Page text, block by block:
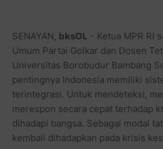
SENAYAN, bksOL - Ketua MPR RI
Umum Partai Golkar dan Dosen
Universitas Borobudur Bambang
pentingnya Indonesia memiliki
terintegrasi. Untuk mendeteksi,
merespon secara cepat terhadap
dihadapi bangsa. Sebagai modal
kembali dihadapkan pada krisis